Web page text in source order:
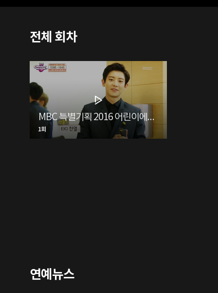
전체 회차
MBC 특별기획 2016 어린이에게 새생명을
1회
연예뉴스